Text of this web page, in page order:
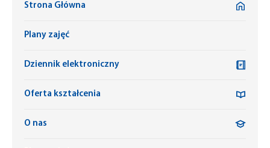
Strona Główna
Plany zajęć
Dziennik elektroniczny
Oferta kształcenia
O nas